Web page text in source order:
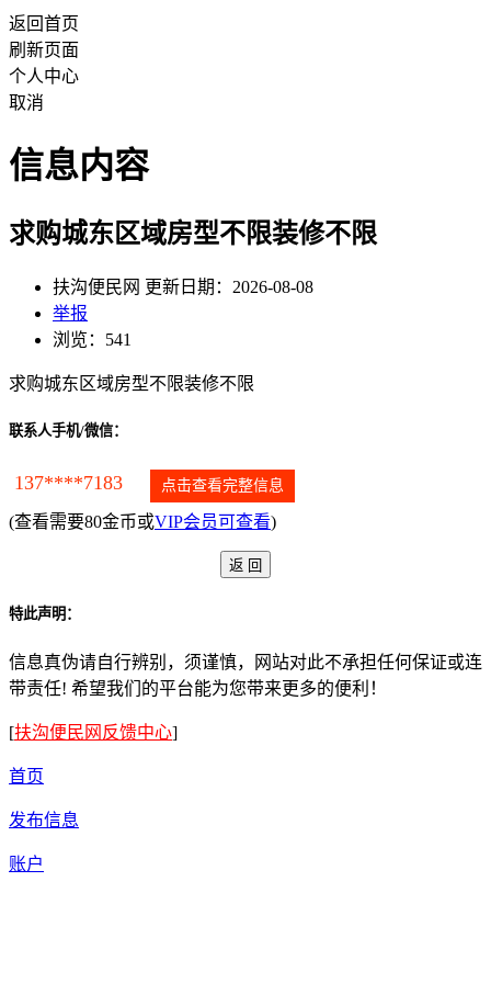
返回首页
刷新页面
个人中心
取消
信息内容
求购城东区域房型不限装修不限
扶沟便民网 更新日期：2026-08-08
举报
浏览：541
求购城东区域房型不限装修不限
联系人手机/微信：
137****7183 点击查看完整信息
(查看需要80金币或VIP会员可查看)
特此声明：
信息真伪请自行辨别，须谨慎，网站对此不承担任何保证或连
带责任! 希望我们的平台能为您带来更多的便利！
[扶沟便民网反馈中心]
首页
发布信息
账户